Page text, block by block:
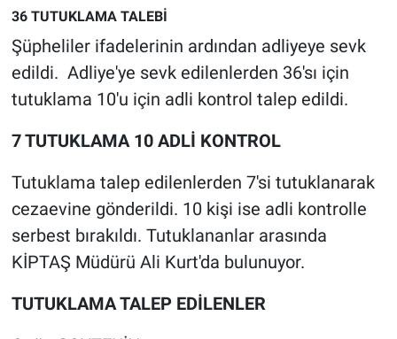
36 TUTUKLAMA TALEBİ
Şüpheliler ifadelerinin ardından adliyeye sevk
edildi. Adliye'ye sevk edilenlerden 36'sı için
tutuklama 10'u için adli kontrol talep edildi.
7 TUTUKLAMA 10 ADLİ KONTROL
Tutuklama talep edilenlerden 7'si tutuklanarak
cezaevine gönderildi. 10 kişi ise adli kontrolle
serbest bırakıldı. Tutuklananlar arasında
KİPTAŞ Müdürü Ali Kurt'da bulunuyor.
TUTUKLAMA TALEP EDİLENLER
Popüler
Programlar
Spor
Teknoloji
Türkiye'nin Geleceği
Türkiye'nin Gündemi